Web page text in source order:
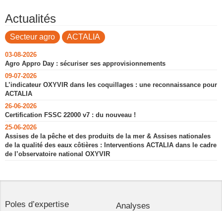
Actualités
Secteur agro ACTALIA
03-08-2026
Agro Appro Day : sécuriser ses approvisionnements
09-07-2026
L’indicateur OXYVIR dans les coquillages : une reconnaissance pour
ACTALIA
26-06-2026
Certification FSSC 22000 v7 : du nouveau !
25-06-2026
Assises de la pêche et des produits de la mer & Assises nationales
de la qualité des eaux côtières : Interventions ACTALIA dans le cadre
de l’observatoire national OXYVIR
Poles d’expertise
Analyses